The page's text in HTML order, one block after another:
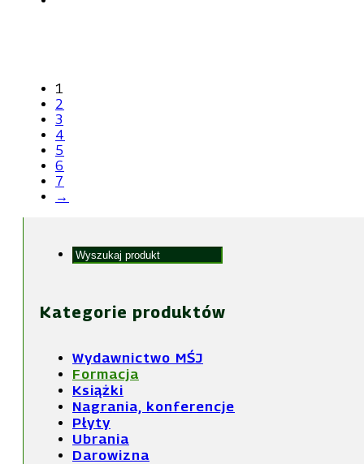
1
2
3
4
5
6
7
→
Szukaj...
Kategorie produktów
Wydawnictwo MŚJ
Formacja
Książki
Nagrania, konferencje
Płyty
Ubrania
Darowizna